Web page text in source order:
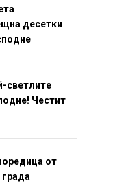
десетки
светлите
Честит
от